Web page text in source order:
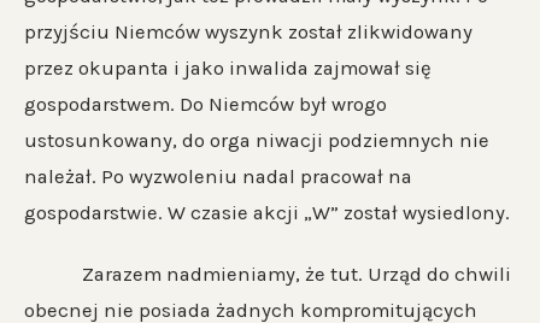
przyjściu Niemców wyszynk został zlikwidowany
przez okupanta i jako inwalida zajmował się
gospodarstwem. Do Niemców był wrogo
ustosunkowany, do orga niwacji podziemnych nie
należał. Po wyzwoleniu nadal pracował na
gospodarstwie. W czasie akcji „W” został wysiedlony.
Zarazem nadmieniamy, że tut. Urząd do chwili
obecnej nie posiada żadnych kompromitujących